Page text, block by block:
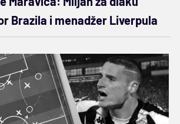
Brazila i menadžer Liverpula